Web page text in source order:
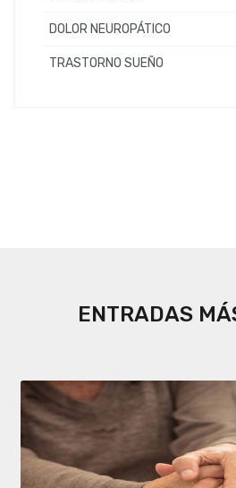
DOLOR NEUROPÁTICO
TRASTORNO SUEÑO
ENTRADAS